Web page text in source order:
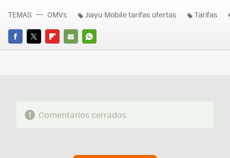
FACEBOOK
TWITTERFLIPBOARD
E-
WHATSAPP
TEMAS OMVs Jiayu Mobile tarifas ofertas Tarifas
Comentarios cerrados